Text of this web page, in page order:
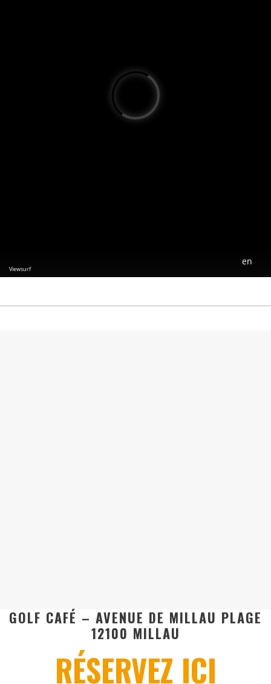
GOLF CAFÉ – AVENUE DE MILLAU PLAGE
12100 MILLAU
RÉSERVEZ ICI